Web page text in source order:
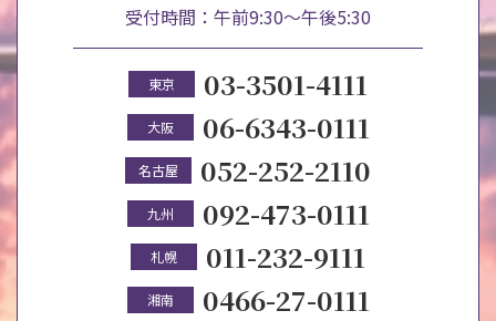
受付時間：午前9:30～午後5:30
東京 03-3501-4111
大阪 06-6343-0111
名古屋 052-252-2110
九州 092-473-0111
札幌 011-232-9111
湘南 0466-27-0111